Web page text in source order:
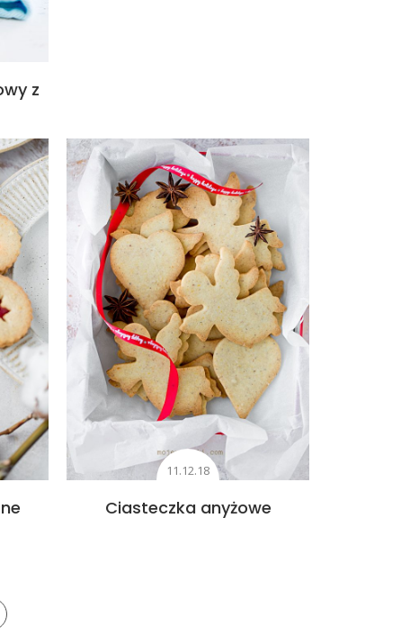
z
11.12.18
Ciasteczka anyżowe